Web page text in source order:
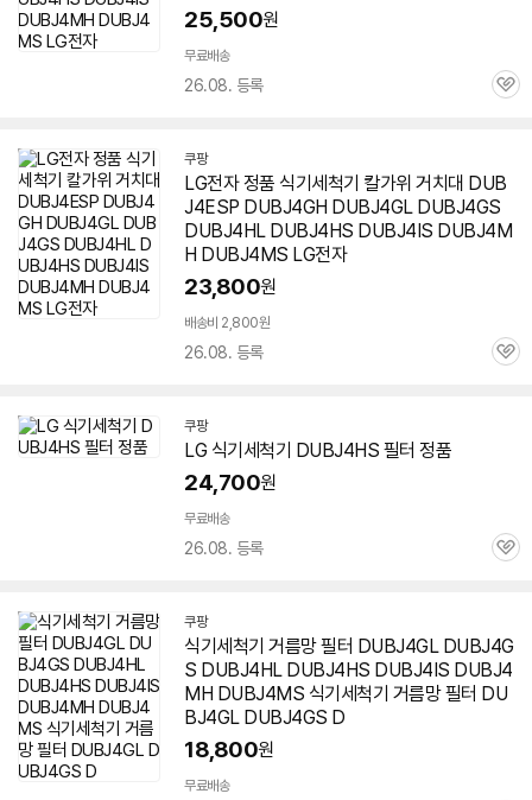
25,500원
무료배송
26.08. 등록
관
쿠팡
LG전자 정품 식기세척기 칼가위 거치대 DUB
J4ESP DUBJ4GH DUBJ4GL DUBJ4GS
DUBJ4HL DUBJ4HS DUBJ4IS DUBJ4M
H DUBJ4MS LG전자
23,800원
배송비 2,800원
26.08. 등록
관
쿠팡
LG 식기세척기 DUBJ4HS 필터 정품
24,700원
무료배송
26.08. 등록
관
쿠팡
식기세척기 거름망 필터 DUBJ4GL DUBJ4G
S DUBJ4HL DUBJ4HS DUBJ4IS DUBJ4
MH DUBJ4MS 식기세척기 거름망 필터 DU
BJ4GL DUBJ4GS D
18,800원
무료배송